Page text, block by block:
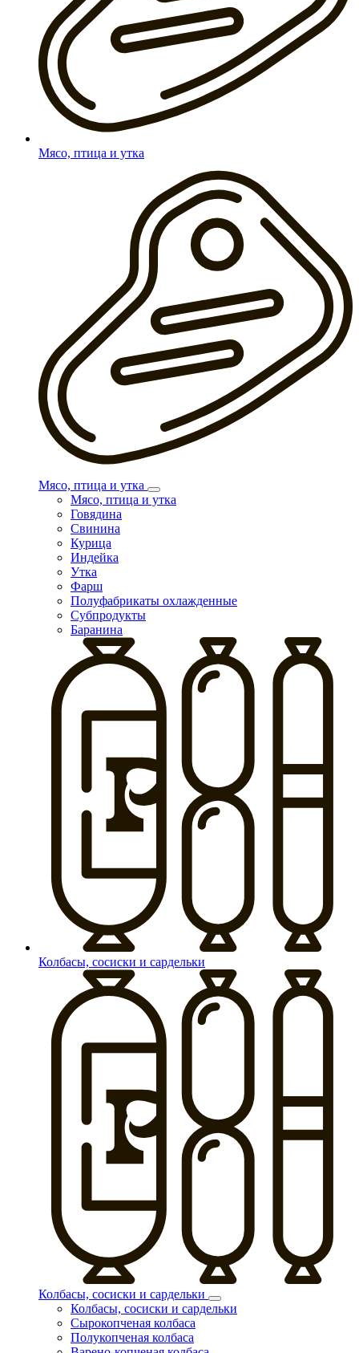
Мясо, птица и утка
Мясо, птица и утка
Мясо, птица и утка
Говядина
Свинина
Курица
Индейка
Утка
Фарш
Полуфабрикаты охлажденные
Субпродукты
Баранина
Колбасы, сосиски и сардельки
Колбасы, сосиски и сардельки
Колбасы, сосиски и сардельки
Сырокопченая колбаса
Полукопченая колбаса